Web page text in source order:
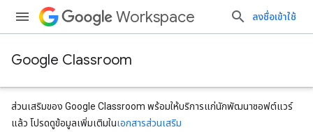
Workspace ลงชื่อเข้าใช้
Google Classroom
ส่วนเสริมของ Google Classroom พร้อมให้บริการแก่นักพัฒนาซอฟต์แวร์
แล้ว โปรดดูข้อมูลเพิ่มเติมในเอกสารส่วนเสริม